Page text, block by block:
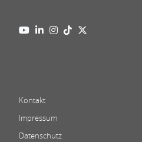
Kontakt
Impressum
Datenschutz